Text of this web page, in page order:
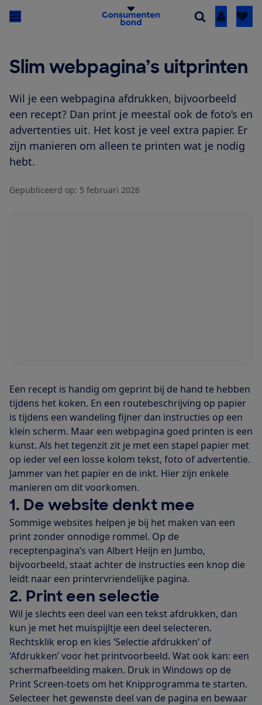
Inloggen
Slim webpagina’s uitprinten
Wil je een webpagina afdrukken, bijvoorbeeld
een recept? Dan print je meestal ook de foto’s en
advertenties uit. Het kost je veel extra papier. Er
zijn manieren om alleen te printen wat je nodig
hebt.
Gepubliceerd op: 5 februari 2026
Een recept is handig om geprint bij de hand te hebben
tijdens het koken. En een routebeschrijving op papier
is tijdens een wandeling fijner dan instructies op een
klein scherm. Maar een webpagina goed printen is een
kunst. Als het tegenzit zit je met een stapel papier met
op ieder vel een losse kolom tekst, foto of advertentie.
Jammer van het papier en de inkt. Hier zijn enkele
manieren om dit voorkomen.
1. De website denkt mee
Sommige websites helpen je bij het maken van een
print zonder onnodige rommel. Op de
receptenpagina’s van Albert Heijn en Jumbo,
bijvoorbeeld, staat achter de instructies een knop die
leidt naar een printervriendelijke pagina.
2. Print een selectie
Wil je slechts een deel van een tekst afdrukken, dan
kun je met het muispijltje een deel selecteren.
Rechtsklik erop en kies ‘Selectie afdrukken’ of
‘Afdrukken’ voor het printvoorbeeld. Wat ook kan: een
schermafbeelding maken. Druk in Windows op de
Print Screen-toets om het Knipprogramma te starten.
Selecteer het gewenste deel van de pagina en bewaar